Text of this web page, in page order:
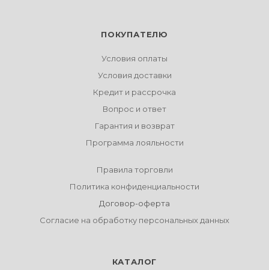
ПОКУПАТЕЛЮ
Условия оплаты
Условия доставки
Кредит и рассрочка
Вопрос и ответ
Гарантия и возврат
Программа лояльности
Правила торговли
Политика конфиденциальности
Договор-оферта
Согласие на обработку персональных данных
КАТАЛОГ